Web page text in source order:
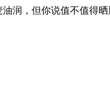
润，但你说值不值得